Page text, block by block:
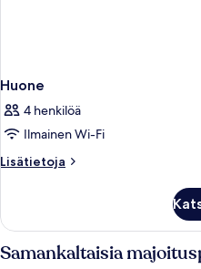
Huone
4 henkilöä
Ilmainen Wi-Fi
Lisätietoja
Lisätietoja
Samankaltaisia